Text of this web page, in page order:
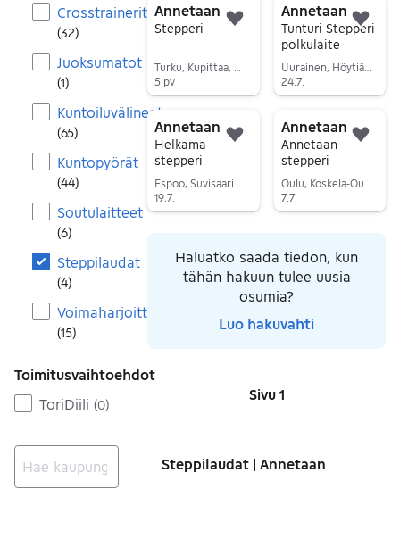
Crosstrainerit
(32)
Juoksumatot
(1)
Kuntoiluvälineet
(65)
Kuntopyörät
(44)
Soutulaitteet
(6)
Steppilaudat
(4)
Voimaharjoittelu
(15)
Toimitusvaihtoehdot
ToriDiili (0)
4 tulos(ta)
Annetaan
Stepperi
5 pv
Lisää suosikiksi.
Siirry ilmoitukseen
Annetaan
Tunturi Stepperi
polkulaite
Uurainen, Höytiä, Keski-Suomi
24.7.
Annetaan
Helkama
stepperi
19.7.
Lisää suosikiksi.
Annetaan
Annetaan
stepperi
7.7.
Haluatko saada tiedon, kun
tähän hakuun tulee uusia
osumia?
Luo hakuvahti
Sivut
Sivu 1
Steppilaudat | Annetaan